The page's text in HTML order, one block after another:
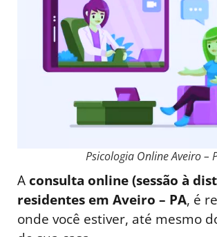
Psicologia Online Aveiro –
Aconsulta online (sessão à
residentes em Aveiro – PA, é
onde você estiver, até mesmo